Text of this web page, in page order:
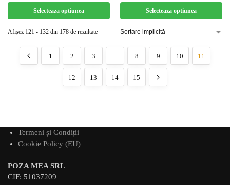
Selecteaza optiunea Selecteaza optiunea
Afișez 121 - 132 din 178 de rezultate
1 2 3 8 9 10 11
12 13 14 15
Termeni și Condiții
Cookie Policy (EU)
POZA MEA SRL
CIF: 51037209